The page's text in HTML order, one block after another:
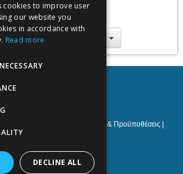
Πέμπτη, 19 Δεκεμβρίου 2024 -
20 Δεκεμβρίου 2024
Προσθήκη στο ημερολόγιο
Προσωπικών Δεδομένων Όροι & Προϋποθέσεις
Cookies policy
NOETIK Production
cookies to improve user
our website you
in accordance with
Read more
DECLINE ALL